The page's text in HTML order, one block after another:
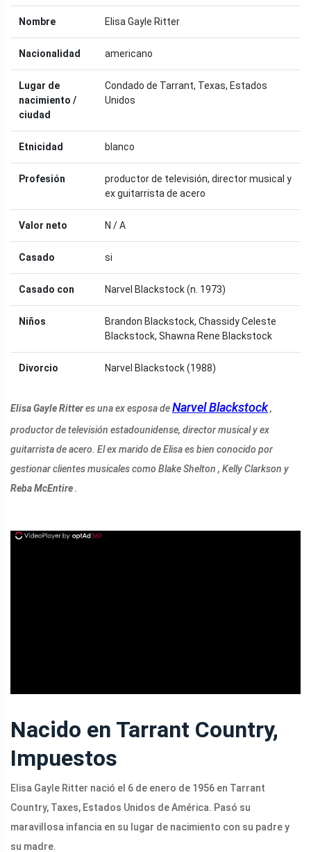
Nombre Elisa Gayle Ritter
Nacionalidad americano
Lugar de
nacimiento /
ciudad
Condado de Tarrant, Texas, Estados
Unidos
Etnicidad blanco
Profesión
productor de televisión, director musical y
ex guitarrista de acero
Valor neto N / A
Casado si
Casado con Narvel Blackstock (n. 1973)
Niños
Brandon Blackstock, Chassidy Celeste
Blackstock, Shawna Rene Blackstock
Divorcio Narvel Blackstock (1988)
Elisa Gayle Ritteres una ex esposa deNarvel Blackstock,
productor de televisión estadounidense, director musical y ex
guitarrista de acero. El ex marido de Elisa es bien conocido por
gestionar clientes musicales como Blake Shelton , Kelly Clarkson y
Reba McEntire .
Nacido en Tarrant Country,
Impuestos
Elisa Gayle Ritter nació el 6 de enero de 1956 en Tarrant
Country, Taxes, Estados Unidos de América. Pasó su
maravillosa infancia en su lugar de nacimiento con su padre y
su madre.